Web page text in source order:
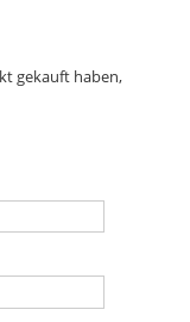
gekauft haben,